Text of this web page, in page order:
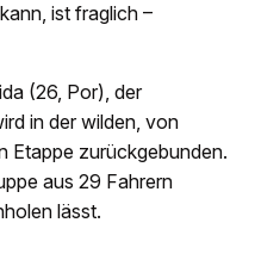
ist fraglich –
(26, Por), der
in der wilden, von
Etappe zurückgebunden.
aus 29 Fahrern
lässt.